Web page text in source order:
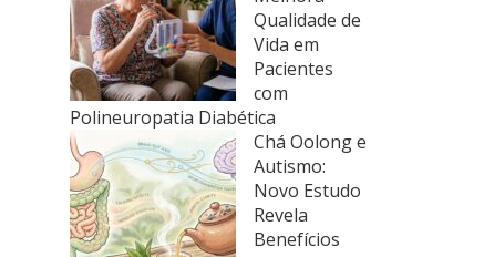
Qualidade de
Vida em
Pacientes
com
Polineuropatia Diabética
Chá Oolong e
Autismo:
Novo Estudo
Revela
Benefícios